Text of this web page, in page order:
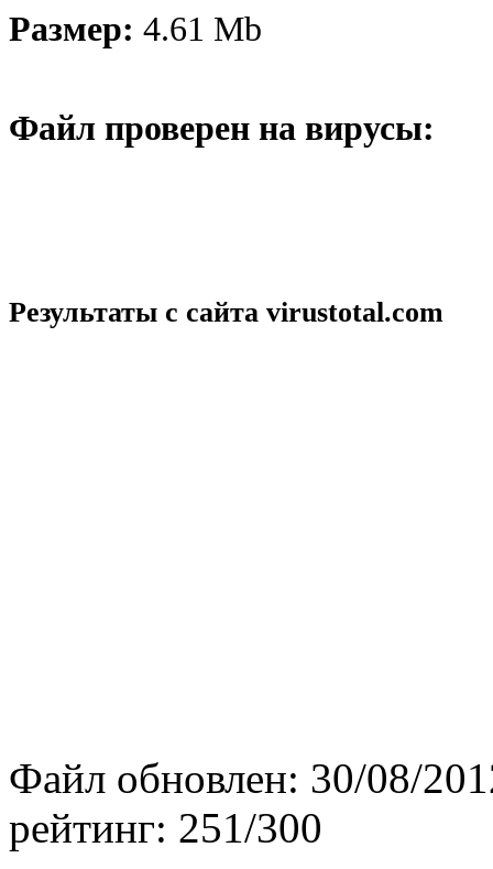
Размер: 4.61 Mb
Файл проверен на вирусы:
Результаты с сайта virustotal.com
Файл обновлен: 30/08/
рейтинг: 251/300